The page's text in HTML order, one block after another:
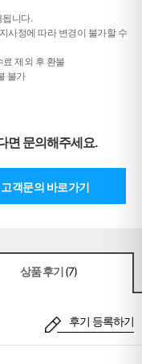
됩니다.
사정에 따라 변경이 불가할 수
제외 후 환불
불가
면 문의해주세요.
고객문의 바로가기
상품 후기(7)
후기 등록하기